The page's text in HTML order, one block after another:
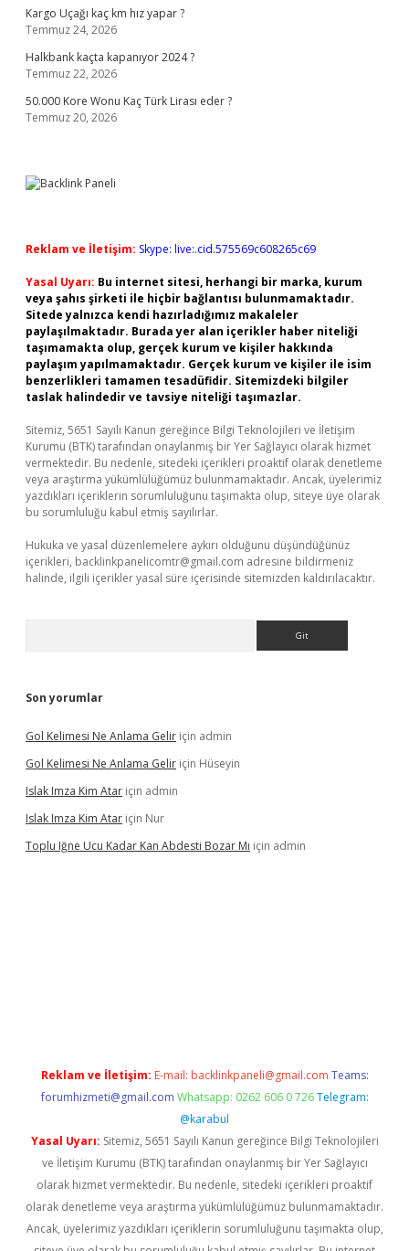
Kargo Uçağı kaç km hız yapar ?
Temmuz 24, 2026
Halkbank kaçta kapanıyor 2024 ?
Temmuz 22, 2026
50.000 Kore Wonu Kaç Türk Lirası eder ?
Temmuz 20, 2026
Reklam ve İletişim: Skype: live:.cid.575569c608265c69
Yasal Uyarı: Bu internet sitesi, herhangi bir marka, kurum
veya şahıs şirketi ile hiçbir bağlantısı bulunmamaktadır.
Sitede yalnızca kendi hazırladığımız makaleler
paylaşılmaktadır. Burada yer alan içerikler haber niteliği
taşımamakta olup, gerçek kurum ve kişiler hakkında
paylaşım yapılmamaktadır. Gerçek kurum ve kişiler ile isim
benzerlikleri tamamen tesadüfidir. Sitemizdeki bilgiler
taslak halindedir ve tavsiye niteliği taşımazlar.
Sitemiz, 5651 Sayılı Kanun gereğince Bilgi Teknolojileri ve İletişim
Kurumu (BTK) tarafından onaylanmış bir Yer Sağlayıcı olarak hizmet
vermektedir. Bu nedenle, sitedeki içerikleri proaktif olarak denetleme
veya araştırma yükümlülüğümüz bulunmamaktadır. Ancak, üyelerimiz
yazdıkları içeriklerin sorumluluğunu taşımakta olup, siteye üye olarak
bu sorumluluğu kabul etmiş sayılırlar.
Hukuka ve yasal düzenlemelere aykırı olduğunu düşündüğünüz
içerikleri, backlinkpanelicomtr@gmail.com adresine bildirmeniz
halinde, ilgili içerikler yasal süre içerisinde sitemizden kaldırılacaktır.
Son yorumlar
Gol Kelimesi Ne Anlama Gelir için admin
Gol Kelimesi Ne Anlama Gelir için Hüseyin
Islak Imza Kim Atar için admin
Islak Imza Kim Atar için Nur
Toplu Iğne Ucu Kadar Kan Abdesti Bozar Mı için admin
Reklam ve İletişim: E-mail: backlinkpaneli@gmail.com Teams:
forumhizmeti@gmail.com Whatsapp: 0262 606 0 726 Telegram:
@karabul
Yasal Uyarı: Sitemiz, 5651 Sayılı Kanun gereğince Bilgi Teknolojileri
ve İletişim Kurumu (BTK) tarafından onaylanmış bir Yer Sağlayıcı
olarak hizmet vermektedir. Bu nedenle, sitedeki içerikleri proaktif
olarak denetleme veya araştırma yükümlülüğümüz bulunmamaktadır.
Ancak, üyelerimiz yazdıkları içeriklerin sorumluluğunu taşımakta olup,